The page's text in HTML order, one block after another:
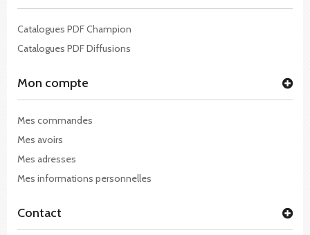
Catalogues PDF Champion
Catalogues PDF Diffusions
Mon compte
Mes commandes
Mes avoirs
Mes adresses
Mes informations personnelles
Contact